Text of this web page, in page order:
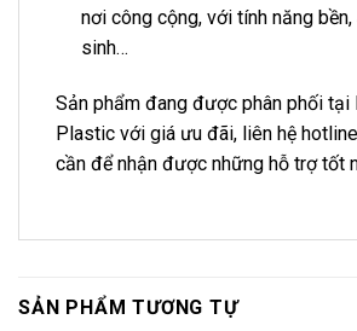
nơi công cộng, với tính năng bền,
sinh…
Sản phẩm đang được phân phối tại
Plastic với giá ưu đãi, liên hệ
cần để nhận được những hỗ trợ tốt
SẢN PHẨM TƯƠNG TỰ